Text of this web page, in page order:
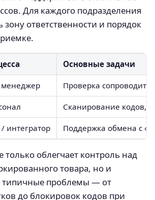
Для каждого подразделения
зону ответственности и порядок
Основные задачи
Проверка
Сканирование кодов,
интегратор Поддержка обмена с
только облегчает контроль над
товара, но и
типичные проблемы — от
до блокировок кодов при